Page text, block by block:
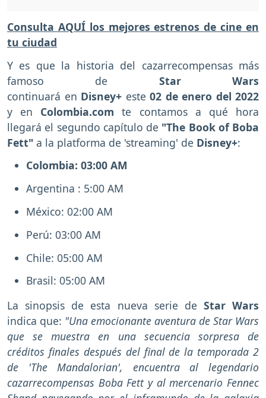
Consulta AQUÍ los mejores estrenos de cine en
tu ciudad
Y es que la historia del cazarrecompensas más
famoso de Star Wars
continuará en Disney+ este 02 de enero del 2022
y en Colombia.com te contamos a qué hora
llegará el segundo capítulo de "The Book of Boba
Fett" a la platforma de 'streaming' de Disney+:
Colombia: 03:00 AM
Argentina : 5:00 AM
México: 02:00 AM
Perú: 03:00 AM
Chile: 05:00 AM
Brasil: 05:00 AM
La sinopsis de esta nueva serie de Star Wars
indica que: "Una emocionante aventura de Star Wars
que se muestra en una secuencia sorpresa de
créditos finales después del final de la temporada 2
de 'The Mandalorian', encuentra al legendario
cazarrecompensas Boba Fett y al mercenario Fennec